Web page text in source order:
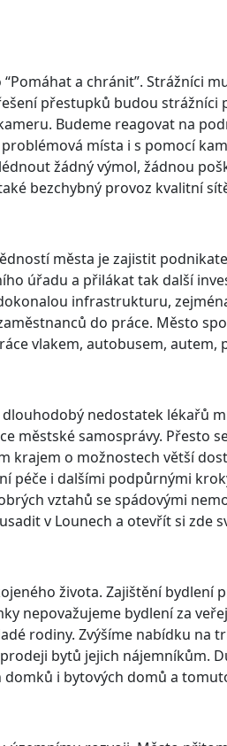
a chránit”. Strážníci
přestupků budou
Budeme reagovat na
místa i s pomocí
žádný výmol, žádnou
bezchybný provoz kvalitní
města je zajistit
úřadu a přilákat tak další
infrastrukturu,
do práce. Město
vlakem, autobusem, autem,
dlouhodobý nedostatek lékařů
městské samosprávy. Přesto
krajem o možnostech větší
péče i dalšími podpůrnými
vztahů se spádovými
v Lounech a otevřít si zde
života. Zajištění bydlení
nepovažujeme bydlení za
rodiny. Zvýšíme nabídku na
bytů jejich nájemníkům.
domků i bytových domů a